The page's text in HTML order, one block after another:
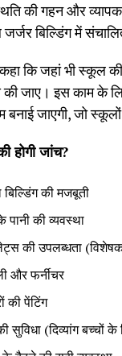
की गहन और
बिल्डिंग में
कि जहां भी स्कूल
की जाए। इस काम के
बनाई जाएगी, जो
होगी जांच?
की मजबूती
पानी की व्यवस्था
की उपलब्धता
और फर्नीचर
की पेंटिंग
सुविधा (दिव्यांग बच्चों के